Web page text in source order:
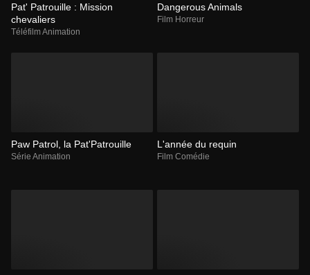
Pat' Patrouille : Mission
chevaliers
Téléfilm Animation
Dangerous Animals
Film Horreur
Paw Patrol, la Pat'Patrouille
Série Animation
L'année du requin
Film Comédie